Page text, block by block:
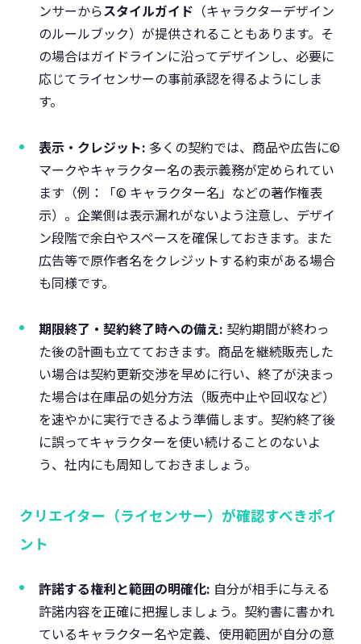
ンサーからスタイルガイド （キャラクターデザイン
のルールブック）が提供されることもあります。そ
の場合はガイドラインに沿ってデザインし、必要に
応じてライセンサーの事前承認を得るようにしま
す。
表示・クレジット: 多くの契約では、商品や広告に©
マークやキャラクター名の表示義務が定められてい
ます​（例：「© キャラクター名」などの著作権表
示）。企業側は表示漏れがないよう注意し、デザイ
ン段階で余白やスペースを確保しておきます。また
広告等で原作者名をクレジットする約束がある場合
も同様です。
期限終了・契約終了時への備え: 契約期間が終わっ
た後の計画も立てておきます。商品を継続販売した
い場合は契約更新交渉を早めに行い、終了が決まっ
た場合は在庫品の処分方法（販売中止や回収など）
を速やかに実行できるよう準備します​。契約終了後
に誤ってキャラクターを使い続けることのないよ
う、社内にも周知しておきましょう。
クリエイター（ライセンサー）が確認すべきポイ
ント
許諾する権利と範囲の明確化: 自分が相手に与える
許諾内容を正確に把握しましょう。契約書に書かれ
ているキャラクター名や定義、使用範囲が自分の意